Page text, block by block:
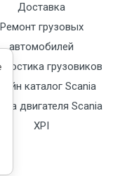
Доставка
Ремонт грузовых
автомобилей
грузовиков
каталог Scania
двигателя Scania
XPI